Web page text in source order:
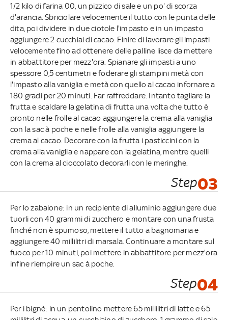
1/2 kilo di farina 00, un pizzico di sale e un po' di scorza
d'arancia. Sbriciolare velocemente il tutto con le punta delle
dita, poi dividere in due ciotole l'impasto e in un impasto
aggiungere 2 cucchiai di cacao. Finire di lavorare gli impasti
velocemente fino ad ottenere delle palline lisce da mettere
in abbattitore per mezz'ora. Spianare gli impasti a uno
spessore 0,5 centimetri e foderare gli stampini metà con
l'impasto alla vaniglia e metà con quello al cacao infornare a
180 gradi per 20 minuti. Far raffreddare. Intanto tagliare la
frutta e scaldare la gelatina di frutta una volta che tutto è
pronto nelle frolle al cacao aggiungere la crema alla vaniglia
con la sac à poche e nelle frolle alla vaniglia aggiungere la
crema al cacao. Decorare con la frutta i pasticcini con la
crema alla vaniglia e nappare con la gelatina, mentre quelli
con la crema al cioccolato decorarli con le meringhe.
Step03
Per lo zabaione: in un recipiente di alluminio aggiungere due
tuorli con 40 grammi di zucchero e montare con una frusta
finché non è spumoso, mettere il tutto a bagnomaria e
aggiungere 40 millilitri di marsala. Continuare a montare sul
fuoco per 10 minuti, poi mettere in abbattitore per mezz'ora
infine riempire un sac à poche.
Step04
Per i bignè: in un pentolino mettere 65 millilitri di latte e 65